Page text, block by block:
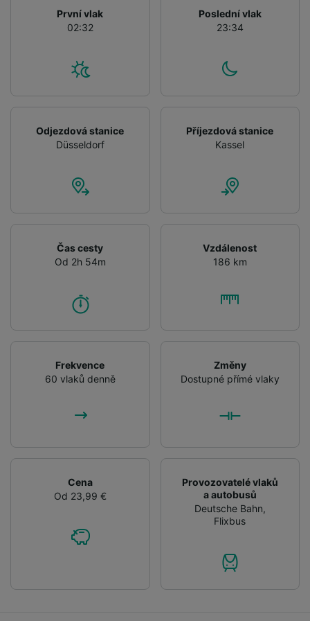
První vlak
02:32
Poslední vlak
23:34
Odjezdová stanice
Düsseldorf
Příjezdová stanice
Kassel
Čas cesty
Od 2h 54m
Vzdálenost
186 km
Frekvence
60 vlaků denně
Změny
Dostupné přímé vlaky
Cena
Od 23,99 €
Provozovatelé vlaků
a autobusů
Deutsche Bahn,
Flixbus
audience research and services development.